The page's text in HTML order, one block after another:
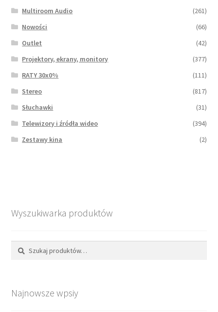
Multiroom Audio
(261)
Nowości
(66)
Outlet
(42)
Projektory, ekrany, monitory
(377)
RATY 30x0%
(111)
Stereo
(817)
Słuchawki
(31)
Telewizory i źródła wideo
(394)
Zestawy kina
(2)
Wyszukiwarka produktów
Szukaj:
Szukaj
Najnowsze wpsiy